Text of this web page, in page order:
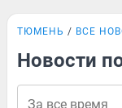
ТЮМЕНЬ ВСЕ
Новости